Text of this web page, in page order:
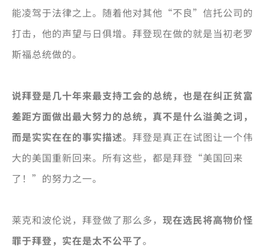
能凌驾于法律之上。随着他对其他“不良”信托公司的
打击，他的声望与日俱增。拜登现在做的就是当初老罗
斯福总统做的。
说拜登是几十年来最支持工会的总统，也是在纠正贫富
差距方面做出最大努力的总统，真不是什么溢美之词，
而是实实在在的事实描述。拜登是真正在试图让一个伟
大的美国重新回来。所有这些，都是拜登“美国回来
了！”的努力之一。
莱克和波伦说，拜登做了那么多， 现在选民将高物价怪
罪于拜登，实在是太不公平了。